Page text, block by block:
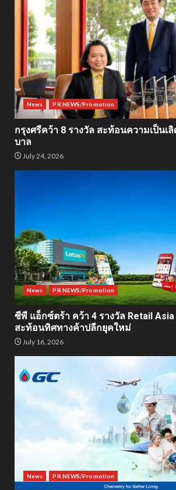
News PR NEWS/Promotion
กรุงศรีคว้า 8 รางวัล สะท้อนความเป็นเ
บาล
July 24, 2026
News PR NEWS/Promotion
ซีพี แอ็กซ์ตร้า คว้า 4 รางวัล Retail
สะท้อนทิศทางค้าปลีกยุคใหม่
July 16, 2026
News PR NEWS/Promotion